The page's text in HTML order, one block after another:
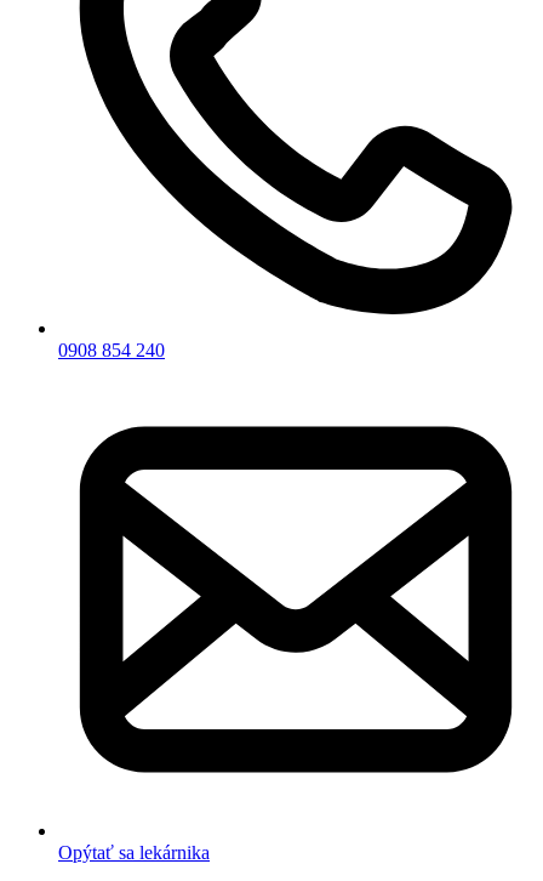
0908 854 240
Opýtať sa lekárnika